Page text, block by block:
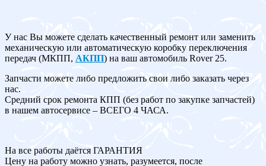
У нас Вы можете сделать качественный ремонт или заменить
механическую или автоматическую коробку переключения
передач (МКПП, АКПП) на ваш автомобиль Rover 25.
Запчасти можете либо предложить свои либо заказать через
нас.
Средний срок ремонта КПП (без работ по закупке запчастей)
в нашем автосервисе – ВСЕГО 4 ЧАСА.
На все работы даётся ГАРАНТИЯ
Цену на работу можно узнать, разумеется, после